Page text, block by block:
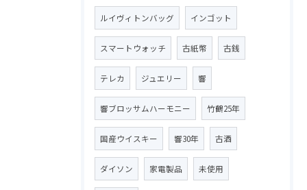
ルイヴィトンバッグ インゴット
スマートウォッチ 古紙幣 古銭
テレカ ジュエリー 響
響ブロッサムハーモニー 竹鶴25年
国産ウイスキー 響30年 古酒
ダイソン 家電製品 未使用